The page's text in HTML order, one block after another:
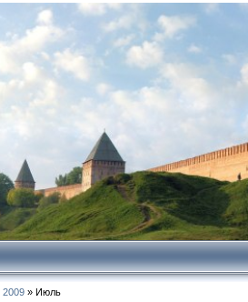
2009 » Июль